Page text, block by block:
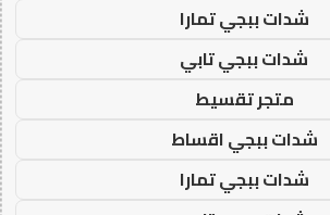
شدات ببجي تمارا
شدات ببجي تابي
متجر تقسيط
شدات ببجي اقساط
شدات ببجي تمارا